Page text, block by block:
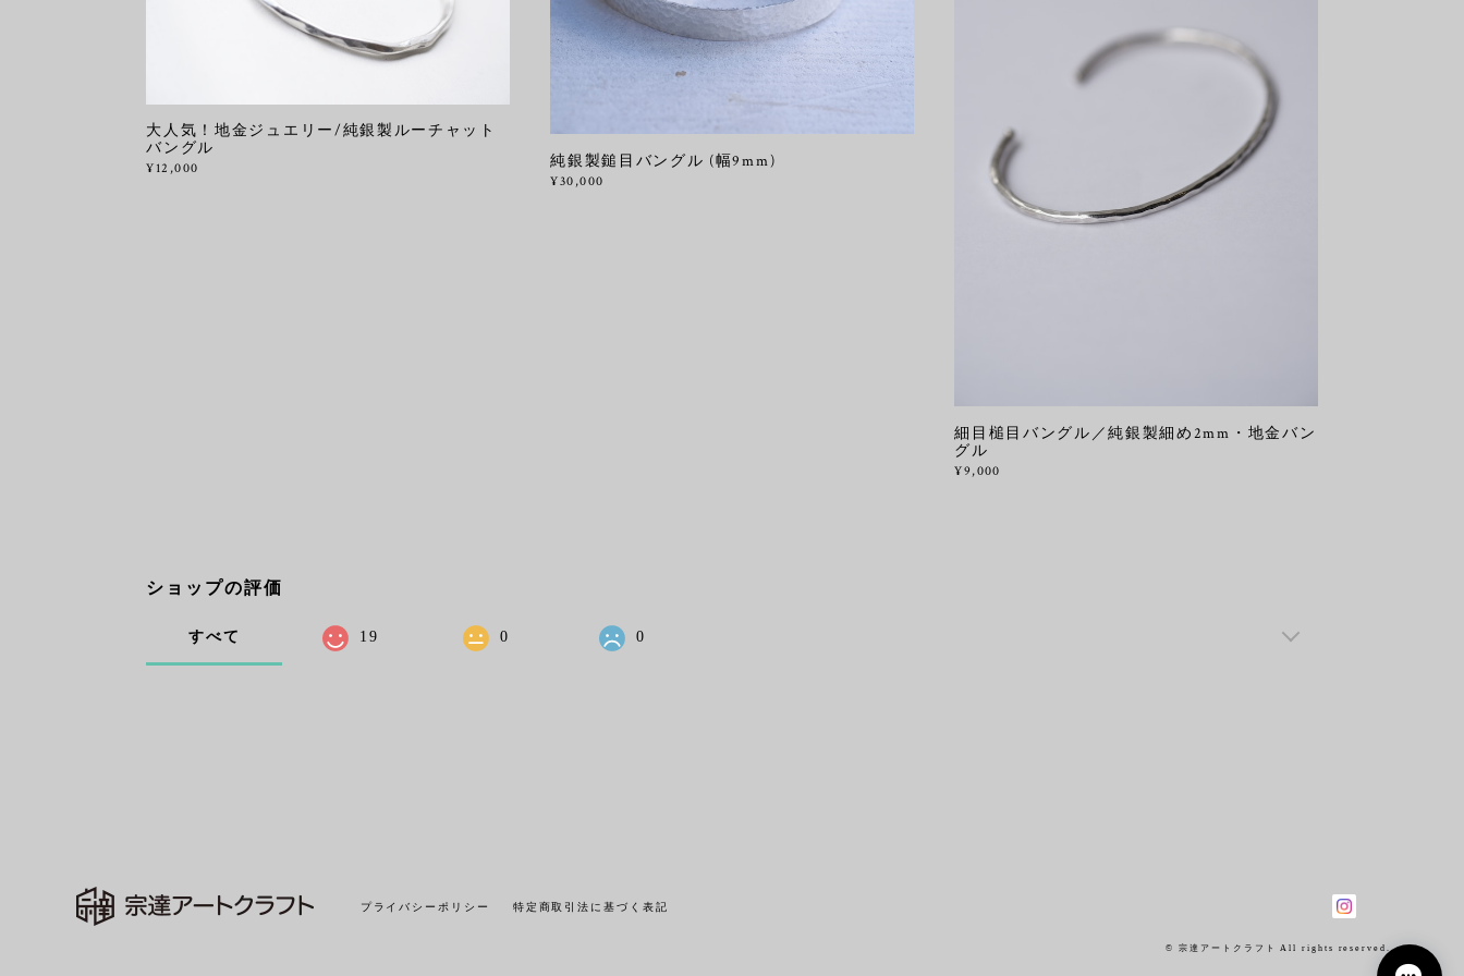
大人気！地金ジュエリー/純銀製ルーチャット
バングル
¥12,000 純銀製鎚目バングル (幅9mm)
¥30,000
細目槌目バングル／純銀製細め2mm・地金バン
グル
¥9,000
ショップの評価
すべて 19 0 0
プライバシーポリシー 特定商取引法に基づく表記
© 宗達アートクラフト All rights reserved.